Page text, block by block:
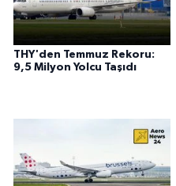
THY'den Temmuz Rekoru:
9,5 Milyon Yolcu Taşıdı